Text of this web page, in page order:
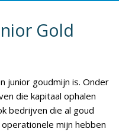
Gold
junior goudmijn is. Onder
die kapitaal ophalen
bedrijven die al goud
mijn hebben